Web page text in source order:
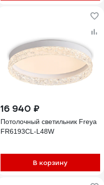
16 940 ₽
Потолочный светильник Freya
FR6193CL-L48W
В корзину